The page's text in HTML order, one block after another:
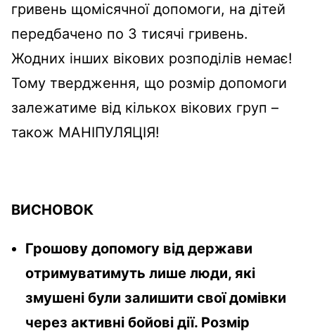
гривень щомісячної допомоги, на дітей
передбачено по 3 тисячі гривень.
Жодних інших вікових розподілів немає!
Тому твердження, що розмір допомоги
залежатиме від кількох вікових груп –
також МАНІПУЛЯЦІЯ!
ВИСНОВОК
Грошову допомогу від держави
отримуватимуть лише люди, які
змушені були залишити свої домівки
через активні бойові дії. Розмір